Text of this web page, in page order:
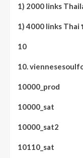
1) 2000 links
1) 4000 links Thai
10
10.
10000_prod
10000_sat
10000_sat2
10110_sat